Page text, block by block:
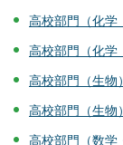
高校部門（化学
高校部門（化学
高校部門（生物
高校部門（生物
高校部門（数学